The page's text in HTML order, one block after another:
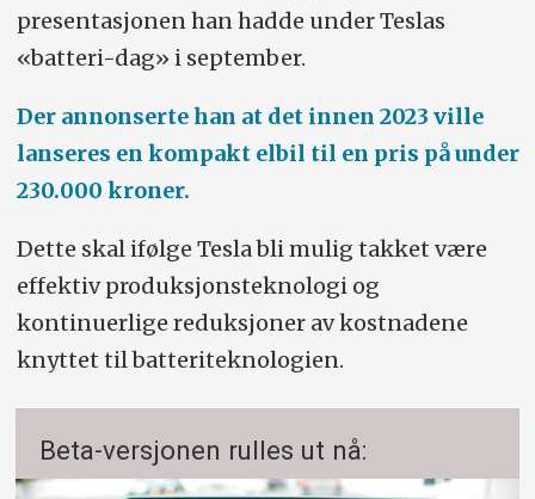
presentasjonen han hadde under Teslas
«batteri-dag» i september.
Der annonserte han at det innen 2023 ville
lanseres en kompakt elbil til en pris på under
230.000 kroner.
Dette skal ifølge Tesla bli mulig takket være
effektiv produksjonsteknologi og
kontinuerlige reduksjoner av kostnadene
knyttet til batteriteknologien.
Beta-versjonen rulles ut nå: